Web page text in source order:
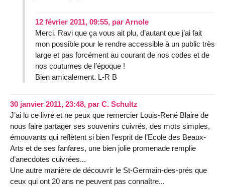
12 février 2011, 09:55, parArnole
Merci. Ravi que ça vous ait plu, d’autant que j’ai fait
mon possible pour le rendre accessible à un public très
large et pas forcément au courant de nos codes et de
nos coutumes de l’époque !
Bien amicalement. L-R B
30 janvier 2011, 23:48, par C. Schultz
J’ai lu ce livre et ne peux que remercier Louis-René Blaire de
nous faire partager ses souvenirs cuivrés, des mots simples,
émouvants qui reflètent si bien l’esprit de l’Ecole des Beaux-
Arts et de ses fanfares, une bien jolie promenade remplie
d’anecdotes cuivrées...
Une autre manière de découvrir le St-Germain-des-prés que
ceux qui ont 20 ans ne peuvent pas connaître...